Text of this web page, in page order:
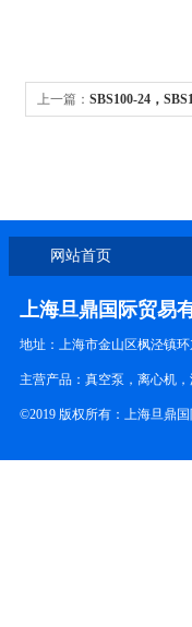
上一篇： SBS100-24，
网站首页
上海旦鼎国际贸易
地址：上海市金山区枫泾镇
主营产品：真空泵，离心机
©2019 版权所有：上海旦鼎